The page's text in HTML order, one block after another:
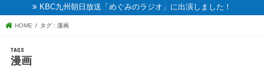
KBC九州朝日放送「めぐみのラジオ」に出演しました！
HOME タグ : 漫画
漫画